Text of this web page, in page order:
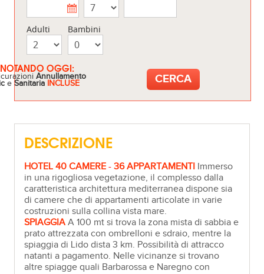
Adulti Bambini
OGGI:
Annullamento
eSanitaria INCLUSE
DESCRIZIONE
HOTEL 40 CAMERE -36 APPARTAMENTI Immerso
in una rigogliosa vegetazione, il complesso dalla
caratteristica architettura mediterranea dispone sia
di camere che di appartamenti articolate in varie
costruzioni sulla collina vista mare.
SPIAGGIA A 100 mt si trova la zona mista di sabbia e
prato attrezzata con ombrelloni e sdraio, mentre la
spiaggia di Lido dista 3 km. Possibilità di attracco
natanti a pagamento. Nelle vicinanze si trovano
altre spiagge quali Barbarossa e Naregno con